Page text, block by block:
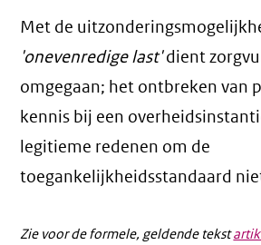
Met de
'onevenredige last'dient
omgegaan; het ontbreken van
kennis bij een
legitieme redenen om de
toegankelijkheidsstandaard
Zie voor de formele, geldende tekst